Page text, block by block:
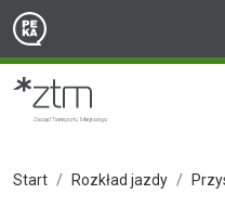
Start Rozkład jazdy